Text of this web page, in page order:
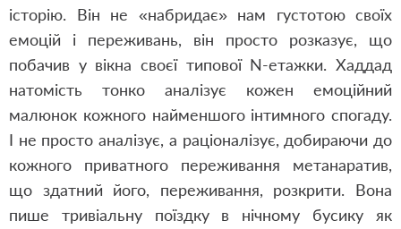
історію. Він не «набридає» нам густотою своїх
емоцій і переживань, він просто розказує, що
побачив у вікна своєї типової N-етажки. Хаддад
натомість тонко аналізує кожен емоційний
малюнок кожного найменшого інтимного спогаду.
І не просто аналізує, а раціоналізує, добираючи до
кожного приватного переживання метанаратив,
що здатний його, переживання, розкрити. Вона
пише тривіальну поїздку в нічному бусику як